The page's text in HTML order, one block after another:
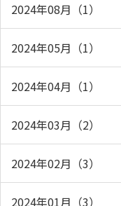
2024年08月（1）
2024年05月（1）
2024年04月（1）
2024年03月（2）
2024年02月（3）
2024年01月（3）